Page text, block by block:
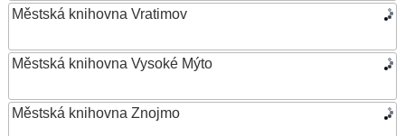
Městská knihovna Vratimov
Městská knihovna Vysoké Mýto
Městská knihovna Znojmo